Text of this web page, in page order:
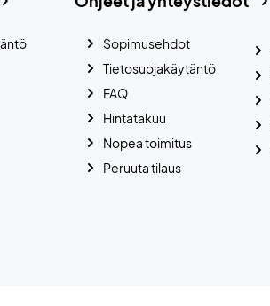
Sopimusehdot
Tietosuojakäytäntö
FAQ
Hintatakuu
Nopea toimitus
Peruuta tilaus